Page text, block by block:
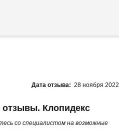
Дата отзыва: 28 ноября 2022
отзывы. Клопидекс
со специалистом на возможные